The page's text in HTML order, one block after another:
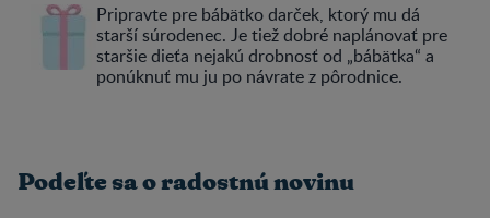
Pripravte pre bábätko darček, ktorý mu dá
starší súrodenec. Je tiež dobré naplánovať pre
staršie dieťa nejakú drobnosť od „bábätka“ a
ponúknuť mu ju po návrate z pôrodnice.
Podeľte sa o radostnú novinu